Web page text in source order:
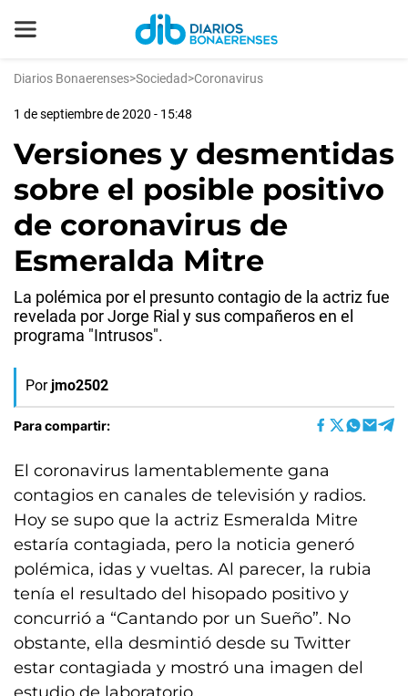
Diarios Bonaerenses>Sociedad>Coronavirus
1 de septiembre de 2020 - 15:48
Versiones y desmentidas
sobre el posible positivo
de coronavirus de
Esmeralda Mitre
La polémica por el presunto contagio de la actriz fue
revelada por Jorge Rial y sus compañeros en el
programa "Intrusos".
Por jmo2502
Para compartir:
El coronavirus lamentablemente gana
contagios en canales de televisión y radios.
Hoy se supo que la actriz Esmeralda Mitre
estaría contagiada, pero la noticia generó
polémica, idas y vueltas. Al parecer, la rubia
tenía el resultado del hisopado positivo y
concurrió a “Cantando por un Sueño”. No
obstante, ella desmintió desde su Twitter
estar contagiada y mostró una imagen del